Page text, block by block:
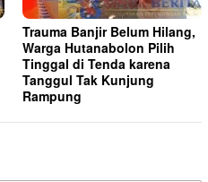
Trauma Banjir Belum Hilang,
Warga Hutanabolon Pilih
Tinggal di Tenda karena
Tanggul Tak Kunjung
Rampung